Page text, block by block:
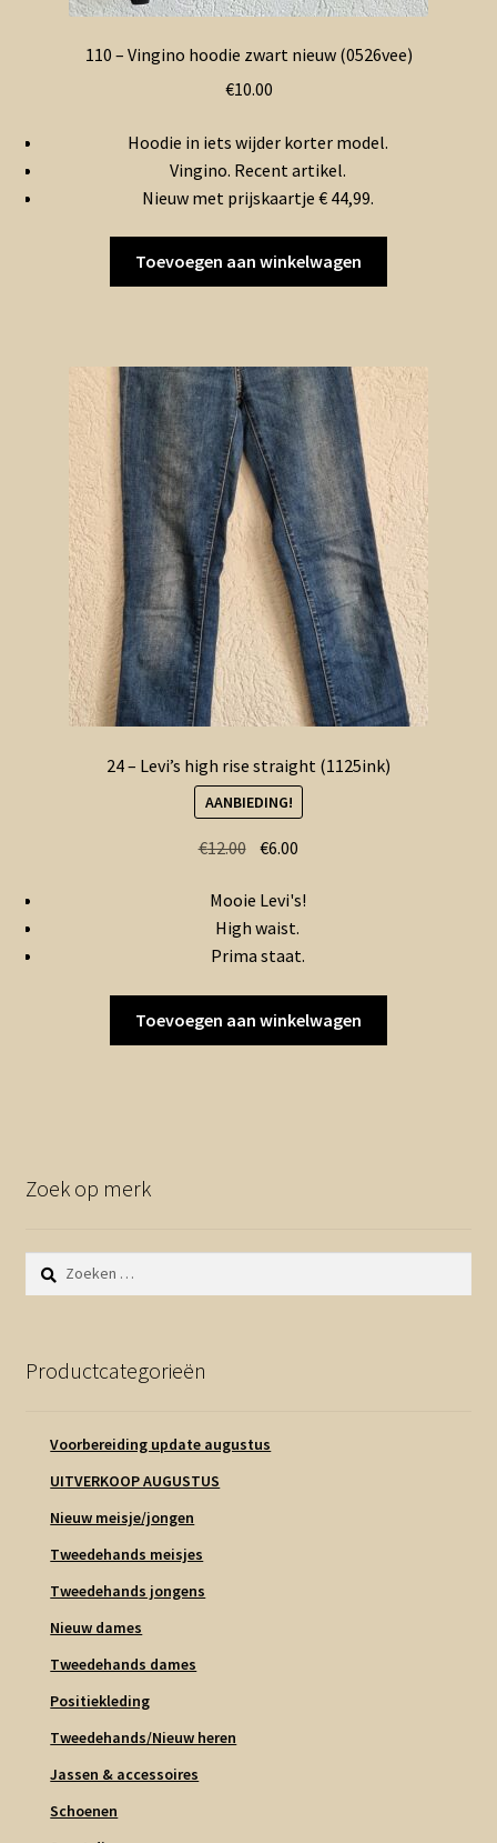
110 – Vingino hoodie zwart nieuw (0526vee)
€10.00
Hoodie in iets wijder korter model.
Vingino. Recent artikel.
Nieuw met prijskaartje € 44,99.
Toevoegen aan winkelwagen
24 – Levi’s high rise straight (1125ink)
AANBIEDING!
€12.00 Oorspronkelijke
was:
€12.00.
€6.00
is:
€6.00.
Mooie Levi's!
High waist.
Prima staat.
Toevoegen aan winkelwagen
Zoek op merk
Zoeken
naar:
Productcategorieën
Voorbereiding update augustus
UITVERKOOP AUGUSTUS
Nieuw meisje/jongen
Tweedehands meisjes
Tweedehands jongens
Nieuw dames
Tweedehands dames
Positiekleding
Tweedehands/Nieuw heren
Jassen & accessoires
Schoenen